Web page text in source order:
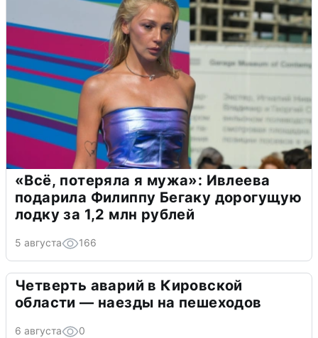
«Всё, потеряла я мужа»: Ивлеева
подарила Филиппу Бегаку дорогущую
лодку за 1,2 млн рублей
5 августа 166
Четверть аварий в Кировской
области — наезды на пешеходов
6 августа 0